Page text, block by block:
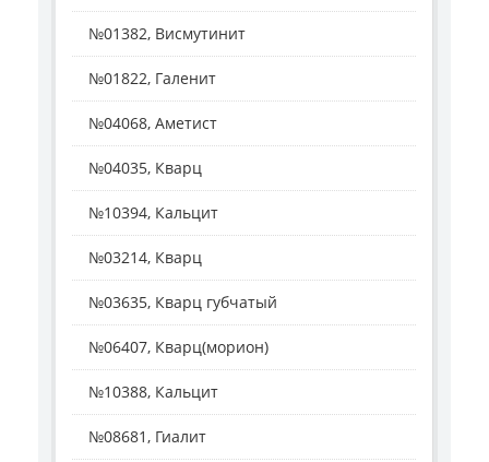
№01382, Висмутинит
№01822, Галенит
№04068, Аметист
№04035, Кварц
№10394, Кальцит
№03214, Кварц
№03635, Кварц губчатый
№06407, Кварц(морион)
№10388, Кальцит
№08681, Гиалит